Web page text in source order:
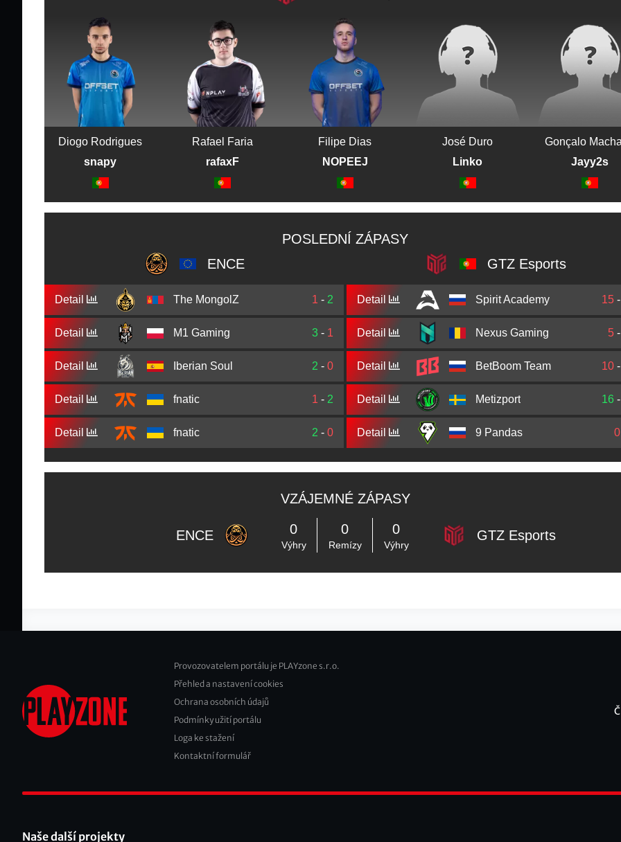
Diogo Rodrigues
snapy
Rafael Faria
rafaxF
Filipe Dias
NOPEEJ
José Duro
Linko
Gonçalo
Jayy2s
POSLEDNÍ ZÁPASY
ENCE
GTZ Esports
Detail The MongolZ 1 - 2
Detail M1 Gaming 3 - 1
Detail Iberian Soul 2 - 0
Detail fnatic 1 - 2
Detail fnatic 2 - 0
Detail Spirit Academy 15
Detail Nexus Gaming 5
Detail BetBoom Team 10
Detail Metizport 16
Detail 9 Pandas 0
VZÁJEMNÉ ZÁPASY
ENCE 0
Výhry
0
Remízy
0
Výhry
GTZ Esports
Footer
2
Provozovatelem portálu je PLAYzone s.r.o.
Přehled a nastavení cookies
Ochrana osobních údajů
Podmínky užití portálu
Loga ke stažení
Kontaktní formulář
Naše další projekty